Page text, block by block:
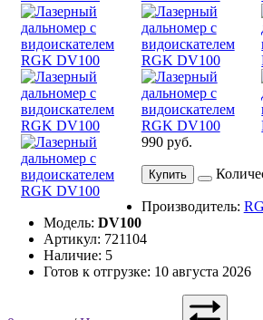
990 руб.
Купить
Производитель:
Модель: DV100
Артикул: 721104
Наличие: 5
Готов к отгрузке: 10 августа 2026